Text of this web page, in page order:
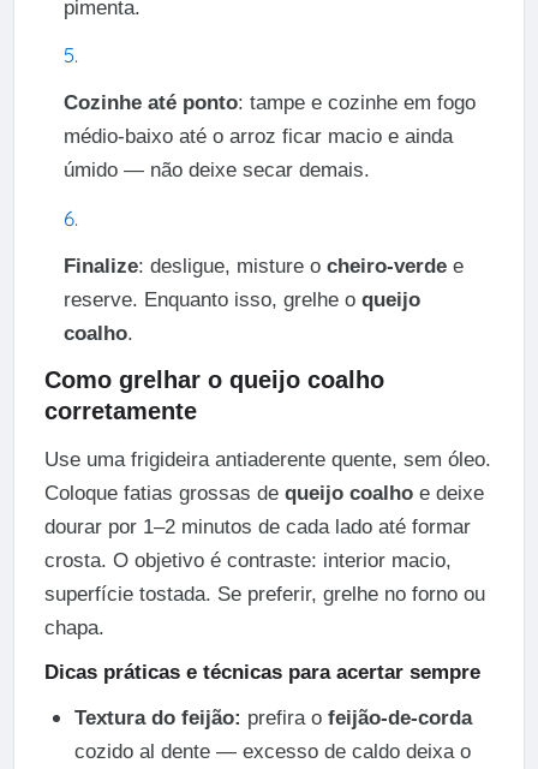
pimenta.
Cozinhe até ponto: tampe e cozinhe em fogo
médio-baixo até o arroz ficar macio e ainda
úmido — não deixe secar demais.
Finalize: desligue, misture o cheiro-verdee
reserve. Enquanto isso, grelhe o queijo
coalho.
Como grelhar o queijo coalho
corretamente
Use uma frigideira antiaderente quente, sem óleo.
Coloque fatias grossas de queijo coalhoe deixe
dourar por 1–2 minutos de cada lado até formar
crosta. O objetivo é contraste: interior macio,
superfície tostada. Se preferir, grelhe no forno ou
chapa.
Dicas práticas e técnicas para acertar sempre
Textura do feijão: prefira o feijão-de-corda
cozido al dente — excesso de caldo deixa o